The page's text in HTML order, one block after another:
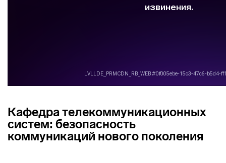
Кафедра телекоммуникационных
систем: безопасность
коммуникаций нового поколения